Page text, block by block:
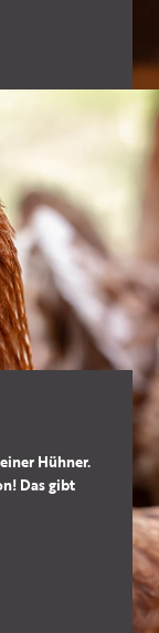
Hühner.
Das gibt